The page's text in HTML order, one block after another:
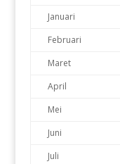
Januari
Februari
Maret
April
Mei
Juni
Juli